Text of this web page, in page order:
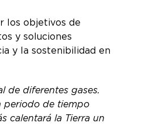
los objetivos de
y soluciones
y la sostenibilidad en
de diferentes gases.
periodo de tiempo
calentará la Tierra un